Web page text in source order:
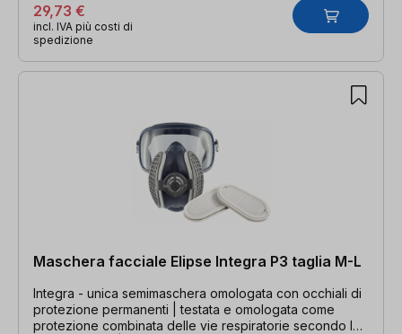
29,73 €
incl. IVA più costi di
spedizione
Maschera facciale Elipse Integra P3 taglia M-L
Integra - unica semimaschera omologata con occhiali di
protezione permanenti | testata e omologata come
protezione combinata delle vie respiratorie secondo la